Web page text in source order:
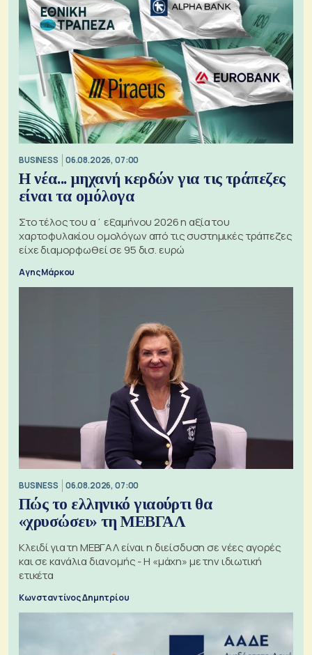
BUSINESS 06.08.2026, 07:00
Η νέα... μηχανή κερδών για τις τράπεζες
είναι τα ομόλογα
Στο τέλος του α΄ εξαμήνου 2026 η αξία του
χαρτοφυλακίου ομολόγων από τις συστημικές τράπεζες
είχε διαμορφωθεί σε 95 δισ. ευρώ
Αγης Μάρκου
BUSINESS 06.08.2026, 07:00
Πώς το ελληνικό γιαούρτι θα
«χρυσώσει» τη ΜΕΒΓΑΛ
Κλειδί για τη ΜΕΒΓΑΛ είναι η διείσδυση σε νέες αγορές
και σε κανάλια διανομής - Η «μάχη» με την ιδιωτική
ετικέτα
Κωνσταντίνος Δημητρίου